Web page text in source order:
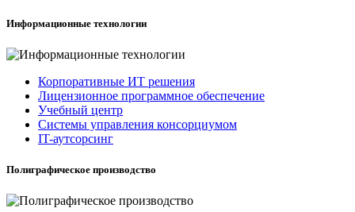
Информационные технологии
Корпоративные ИТ решения
Лицензионное программное обеспечение
Учебный центр
Системы управления консорциумом
IT-аутсорсинг
Полиграфическое производство